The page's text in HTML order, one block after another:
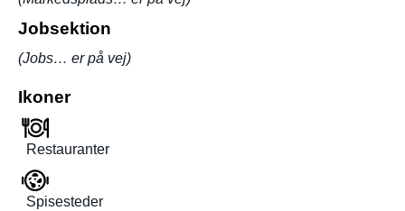
Jobsektion
(Jobs… er på vej)
Ikoner
Restauranter
Spisesteder